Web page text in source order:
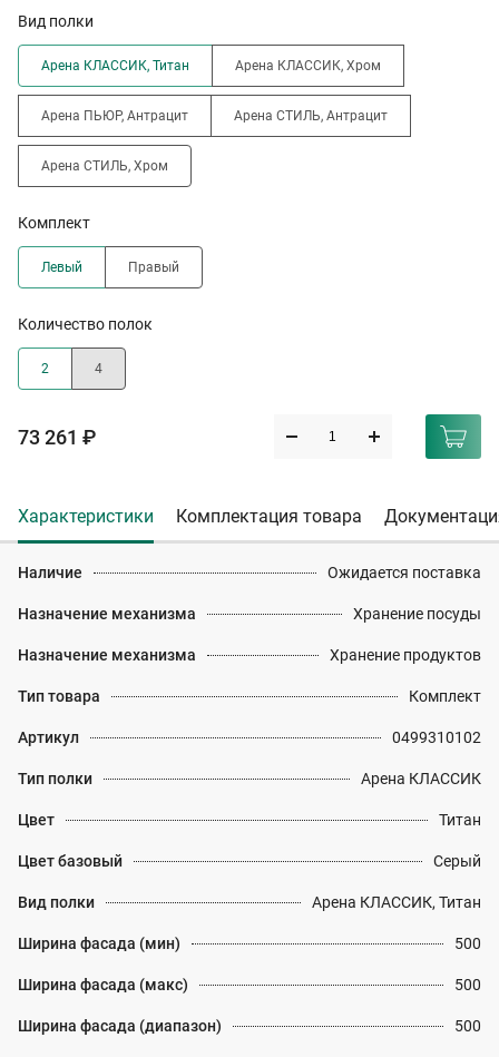
Вид полки
Арена КЛАССИК, Титан Арена КЛАССИК, Хром
Арена ПЬЮР, Антрацит Арена СТИЛЬ, Антрацит
Арена СТИЛЬ, Хром
Комплект
Левый Правый
Количество полок
2 4
73 261 ₽
Характеристики Комплектация товара
Наличие Ожидается поставка
Назначение механизма Хранение посуды
Назначение механизма Хранение продуктов
Тип товара Комплект
Артикул 0499310102
Тип полки Арена КЛАССИК
Цвет Титан
Цвет базовый Серый
Вид полки Арена КЛАССИК, Титан
Ширина фасада (мин) 500
Ширина фасада (макс) 500
Ширина фасада (диапазон) 500